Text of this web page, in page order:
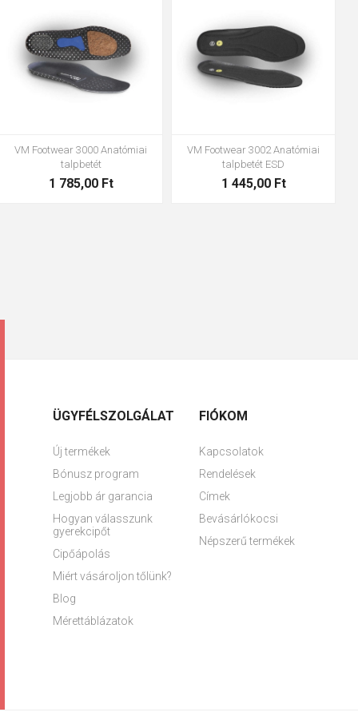
VM Footwear 3000 Anatómiai
talpbetét
1 785,00 Ft
VM Footwear 3002 Anatómiai
talpbetét ESD
1 445,00 Ft
ÜGYFÉLSZOLGÁLAT
Új termékek
Bónusz program
Legjobb ár garancia
Hogyan válasszunk
gyerekcipőt
Cipőápolás
Miért vásároljon tőlünk?
Blog
Mérettáblázatok
FIÓKOM
Kapcsolatok
Rendelések
Címek
Bevásárlókocsi
Népszerű termékek